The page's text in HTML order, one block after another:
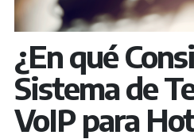
¿En qué
Sistema de
VoIP para